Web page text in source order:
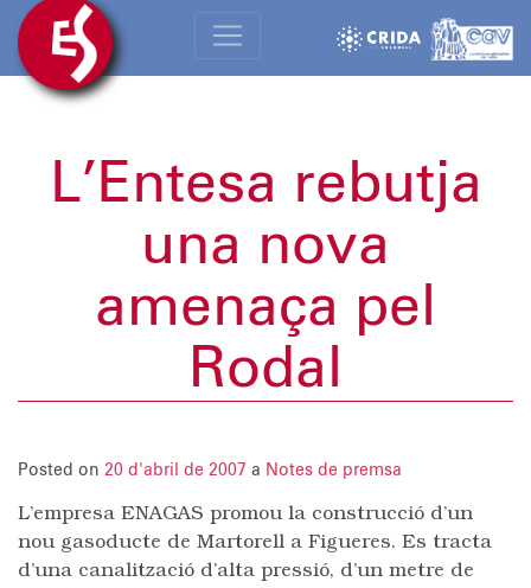
L’Entesa rebutja
una nova
amenaça pel
Rodal
Posted on 20 d'abril de 2007 a Notes de premsa
L’empresa ENAGAS promou la construcció d’un
nou gasoducte de Martorell a Figueres. Es tracta
d’una canalització d’alta pressió, d’un metre de